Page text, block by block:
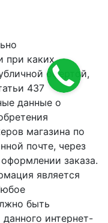
при каких
офертой,
437
данные о
магазина по
почте, через
заказа.
является
быть
интернет-